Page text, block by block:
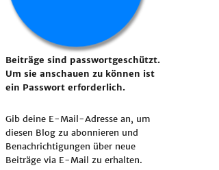
Beiträge sind passwortgeschützt.
Um sie anschauen zu können ist
ein Passwort erforderlich.
Gib deine E-Mail-Adresse an, um
diesen Blog zu abonnieren und
Benachrichtigungen über neue
Beiträge via E-Mail zu erhalten.